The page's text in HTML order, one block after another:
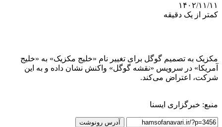
۱۴۰۲/۱۱/۱۱
کمتر از یک دقیقه
مکزیک به تصمیم گوگل برای تغییر نام «خلیج مکزیک» به «خلیج
آمریکا» در سرویس «نقشه گوگل» واکنش نشان داده و به این
شرکت، اعتراض می‌کند.
منبع: خبرگزاری ایسنا
آدرس رونوشت